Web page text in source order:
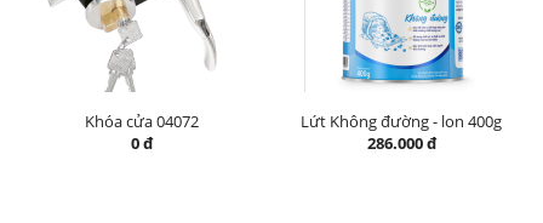
Khóa cửa 04072
0 đ
Lứt Không đường - lon 400g
286.000 đ